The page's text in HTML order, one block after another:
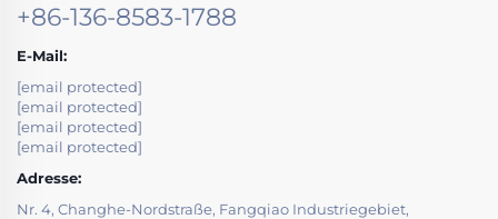
+86-136-8583-1788
E-Mail:
[email protected]
[email protected]
[email protected]
[email protected]
Adresse:
Nr. 4, Changhe-Nordstraße, Fangqiao Industriegebiet,